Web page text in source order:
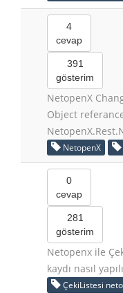
4
cevap
391
gösterim
NetopenX
Object
NetopenX
0
cevap
281
gösterim
Netopenx ile
kaydı nasıl
ÇekiListesi